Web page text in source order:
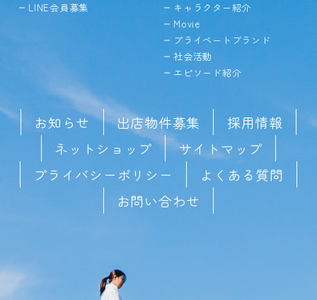
LINE会員募集
キャラクター紹介
Movie
プライベートブランド
社会活動
エピソード紹介
お知らせ 出店物件募集
採用情報
ネットショップ
サイトマップ
プライバシーポリシー
よくある質問
お問い合わせ